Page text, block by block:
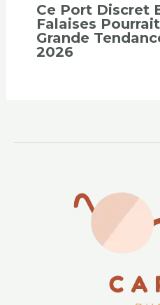
Ce Port Discret
Falaises
Grande
2026